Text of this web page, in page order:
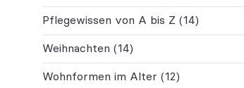
Pflegewissen von A bis Z (14)
Weihnachten (14)
Wohnformen im Alter (12)